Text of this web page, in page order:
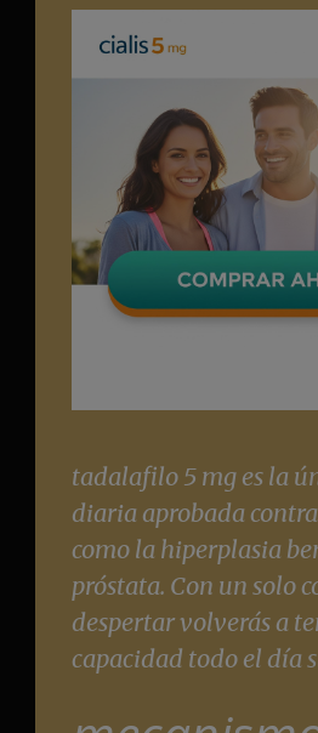
tadalafilo 5 mg es la
diaria aprobada
como la hiperplasia
próstata. Con un solo
despertar volverás a
capacidad todo el día